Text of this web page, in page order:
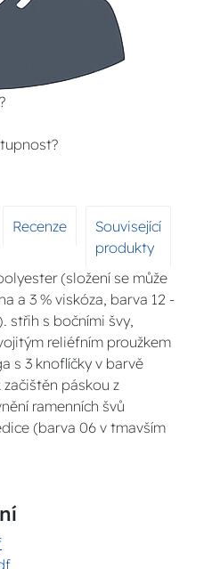
Recenze
Související
produkty
(složení se může
a 3 % viskóza, barva 12 -
střih s bočními švy,
reliéfním proužkem
s 3 knoflíčky v barvě
páskou z
ramenních švů
(barva 06 v tmavším